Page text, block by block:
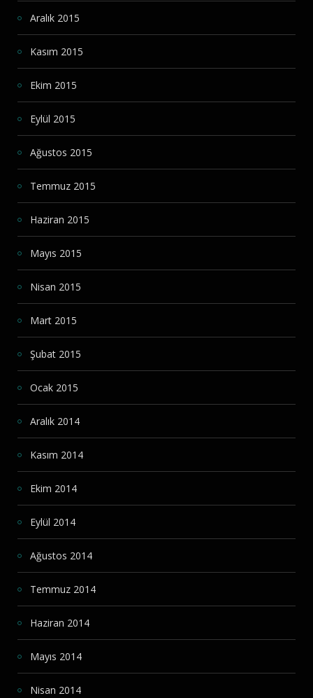
Aralık 2015
Kasım 2015
Ekim 2015
Eylül 2015
Ağustos 2015
Temmuz 2015
Haziran 2015
Mayıs 2015
Nisan 2015
Mart 2015
Şubat 2015
Ocak 2015
Aralık 2014
Kasım 2014
Ekim 2014
Eylül 2014
Ağustos 2014
Temmuz 2014
Haziran 2014
Mayıs 2014
Nisan 2014